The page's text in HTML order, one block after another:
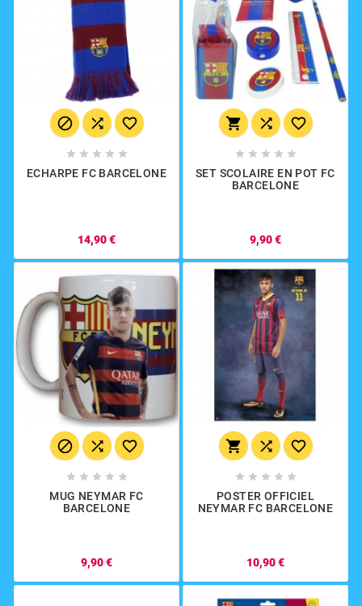
  
    
ECHARPE FC BARCELONE
14,90 €
  
    
SET SCOLAIRE EN POT FC
BARCELONE
9,90 €
  
    
MUG NEYMAR FC
BARCELONE
9,90 €
  
    
POSTER OFFICIEL
NEYMAR FC BARCELONE
10,90 €